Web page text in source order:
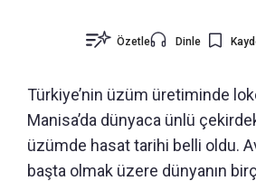
Özetle Dinle
Türkiye’nin üzüm üretiminde
Manisa’da dünyaca ünlü
üzümde hasat tarihi belli oldu.
başta olmak üzere dünyanın